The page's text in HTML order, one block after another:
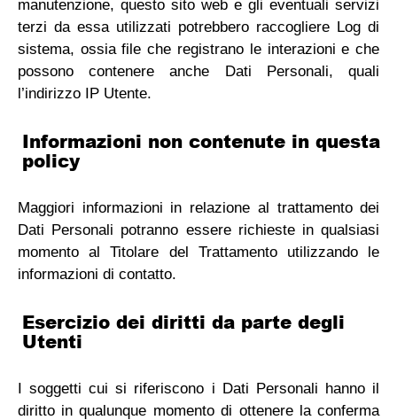
manutenzione, questo sito web e gli eventuali servizi
terzi da essa utilizzati potrebbero raccogliere Log di
sistema, ossia file che registrano le interazioni e che
possono contenere anche Dati Personali, quali
l’indirizzo IP Utente.
Informazioni non contenute in questa
policy
Maggiori informazioni in relazione al trattamento dei
Dati Personali potranno essere richieste in qualsiasi
momento al Titolare del Trattamento utilizzando le
informazioni di contatto.
Esercizio dei diritti da parte degli
Utenti
I soggetti cui si riferiscono i Dati Personali hanno il
diritto in qualunque momento di ottenere la conferma